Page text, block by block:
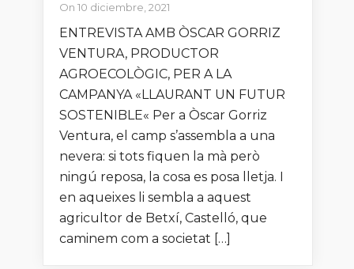
On 10 diciembre, 2021
ENTREVISTA AMB ÒSCAR GORRIZ
VENTURA, PRODUCTOR
AGROECOLÒGIC, PER A LA
CAMPANYA «LLAURANT UN FUTUR
SOSTENIBLE« Per a Òscar Gorriz
Ventura, el camp s’assembla a una
nevera: si tots fiquen la mà però
ningú reposa, la cosa es posa lletja. I
en aqueixes li sembla a aquest
agricultor de Betxí, Castelló, que
caminem com a societat […]